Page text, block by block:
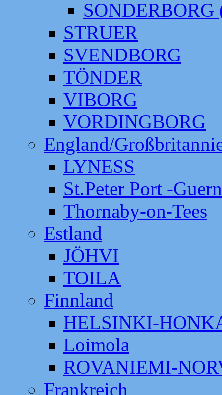
SONDERBORG
STRUER
SVENDBORG
TÖNDER
VIBORG
VORDINGBORG
England/
LYNESS
St.Peter Port -
Thornaby-on-Tees
Estland
JÖHVI
TOILA
Finnland
HELSINKI-
Loimola
ROVANIEMI-
Frankreich